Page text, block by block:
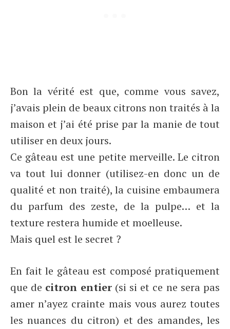
Bon la vérité est que, comme vous savez,
j’avais plein de beaux citrons non traités à la
maison et j’ai été prise par la manie de tout
utiliser en deux jours.
Ce gâteau est une petite merveille. Le citron
va tout lui donner (utilisez-en donc un de
qualité et non traité), la cuisine embaumera
du parfum des zeste, de la pulpe… et la
texture restera humide et moelleuse.
Mais quel est le secret ?
En fait le gâteau est composé pratiquement
que de citron entier(si si et ce ne sera pas
amer n’ayez crainte mais vous aurez toutes
les nuances du citron) et des amandes, les